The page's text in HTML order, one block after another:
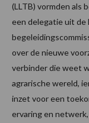
(LLTB) vormden als
een delegatie uit de
over de nieuwe
verbinder die weet
agrarische wereld,
inzet voor een
ervaring en